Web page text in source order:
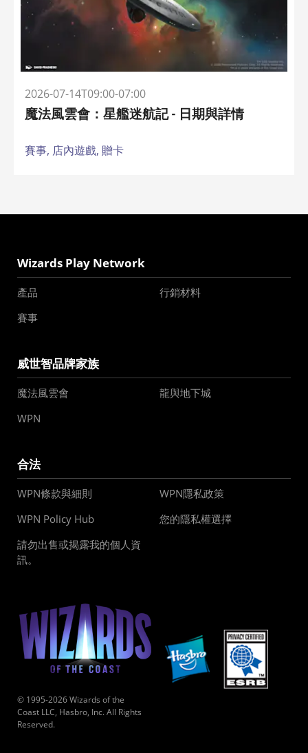
2026-07-14T09:00-07:00
魔法風雲會：星艦迷航記 - 日期與詳情
賽事, 店內遊戲, 贈卡
Wizards Play Network
產品
行銷材料
賽事
威世智品牌家族
魔法風雲會
龍與地下城
WPN
合法
WPN條款與細則
WPN隱私政策
WPN Policy Hub
您的隱私權選擇
請勿出售或揭露我的個人資
訊。
© 1995-2026 Wizards of the
Coast LLC, Hasbro, Inc. All Rights
Reserved.